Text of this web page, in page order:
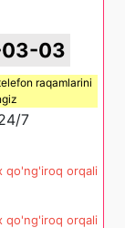
03
raqamlarini
7
qo'ng'iroq orqali
qo'ng'iroq orqali